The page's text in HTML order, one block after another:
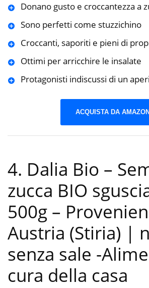
Donano gusto e croccantezza a
Sono perfetti come stuzzichino
Croccanti, saporiti e pieni di
Ottimi per arricchire le insalate
Protagonisti indiscussi di un
ACQUISTA DA AMAZON
4. Dalia Bio –
zucca BIO
500g –
Austria (Stiria) |
senza sale -
cura della casa